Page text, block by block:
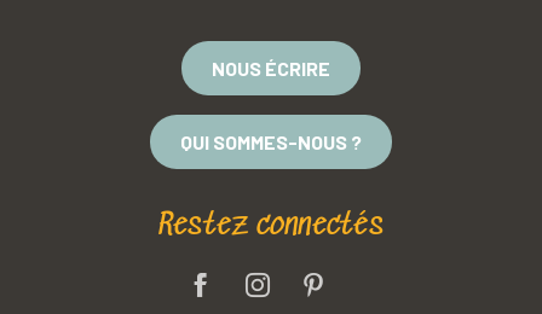
NOUS ÉCRIRE
QUI SOMMES-NOUS ?
Restez connectés